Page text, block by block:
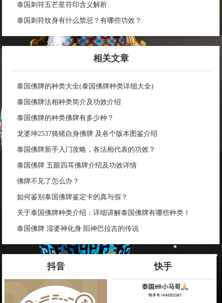
泰国刺符五芒星符印含义解析
泰国刺符纹身有什么禁忌？有哪些功效？
相关文章
泰国佛牌的种类大全(泰国佛牌种类详细大全)
泰国佛牌法相种类简介及功效介绍
泰国佛牌的种类佛牌有多少种？
龙婆坤2537骑猪自身佛牌 及各个版本图鉴介绍
泰国佛牌新手入门攻略，各法相代表的功效？
泰国佛牌 五眼四耳佛牌介绍及功效详情
佛牌不见了怎么办？
如何鉴别泰国佛牌鉴定卡的真与假？
关于泰国佛牌种类介绍：详细讲解泰国佛牌有哪些种类！
泰国佛牌 湿婆神化身 阳神巴拉吉的传说
抖音 快手